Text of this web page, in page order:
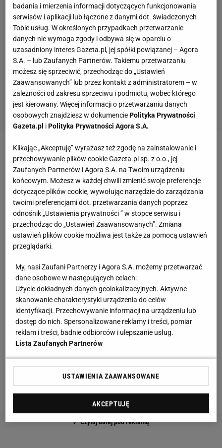
Zobacz wideoCzy Iga Świątek wywalczy medal na
igrzyskach olimpijskich? "Jestem o nią spokojny"
"Washington Post" po meczu Świątek z Collins
Danielle Collins została rozbita w pierwszej partii, ale
zagrała kawał dobregotenisaw drugim secie, wtedy
sprawiła największe problemy Idze Świątek.
Amerykanki na więcej nie było stać. Źleweszław
trzeciego, decydującego seta, przegrywała go już
0:4. Zdołała potem ugrać gema, prosiła jeszcze o
pomoc fizjoterapeuty, ale ostatecznie wycofała się z
dalszej gry.
Tuż po spotkaniu podeszła do Świątek, ale nie
trudno uzasadnić. Amerykanka stwierdziła, że Polka
jest osobą nieszczerą i fałszywą.
badania i mierzenia informacji dotyczących funkcjonowania
serwisów i aplikacji lub łączone z danymi dot. świadczonych
Tobie usług. W określonych przypadkach przetwarzanie
danych nie wymaga zgody i odbywa się w oparciu o
uzasadniony interes Gazeta.pl, jej spółki powiązanej – Agora
S.A. – lub Zaufanych Partnerów. Takiemu przetwarzaniu
możesz się sprzeciwić, przechodząc do „Ustawień
Zaawansowanych” lub przez kontakt z administratorem – w
zależności od zakresu sprzeciwu i podmiotu, wobec którego
jest kierowany. Więcej informacji o przetwarzaniu danych
osobowych znajdziesz w dokumenciePolityka Prywatności
Gazeta.pl iPolityka Prywatności Agora S.A.
Klikając „Akceptuję” wyrażasz też zgodę na zainstalowanie i
przechowywanie plików cookie Gazeta.pl sp. z o.o., jej
Zaufanych Partnerów i Agora S.A. na Twoim urządzeniu
końcowym. Możesz w każdej chwili zmienić swoje preferencje
dotyczące plików cookie, wywołując narzędzie do zarządzania
twoimi preferencjami dot. przetwarzania danych poprzez
odnośnik „Ustawienia prywatności ” w stopce serwisu i
przechodząc do „Ustawień Zaawansowanych”. Zmiana
ustawień plików cookie możliwa jest także za pomocą ustawień
przeglądarki.
My, nasi Zaufani Partnerzy i Agora S.A. możemy przetwarzać
dane osobowe w następujących celach:
Użycie dokładnych danych geolokalizacyjnych. Aktywne
skanowanie charakterystyki urządzenia do celów
identyfikacji. Przechowywanie informacji na urządzeniu lub
dostęp do nich. Spersonalizowane reklamy i treści, pomiar
reklam i treści, badnie odbiorców i ulepszanie usług.
Lista Zaufanych Partnerów
USTAWIENIA ZAAWANSOWANE
AKCEPTUJĘ